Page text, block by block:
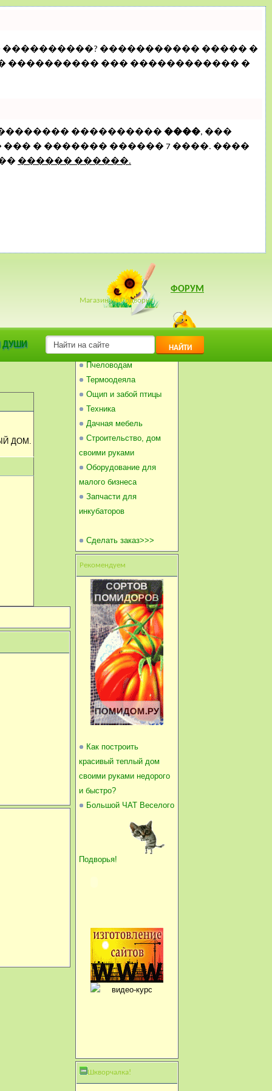
����������� ����� �
���������� ��� ������������ �
���������� ����, ���
� ������� ������ 7 ����. ����
������ ������.
ФОРУМ
ДУШИ НАЙТИ
ДОМ.
Магазин на Подворье
Инкубаторы
Балконные погребки
Пчеловодам
Термоодеяла
Ощип и забой птицы
Техника
Дачная мебель
Строительство, дом
своими руками
Оборудование для
малого бизнеса
Запчасти для
инкубаторов
Сделать заказ>>>
Рекомендуем
Как построить
красивый теплый дом
своими руками недорого
и быстро?
Большой ЧАТ Веселого
Подворья!
Шкворчалка!